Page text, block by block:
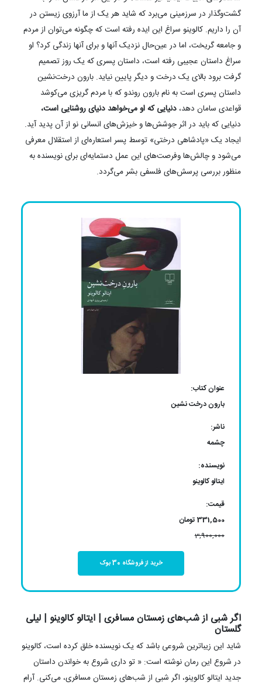
گشت‌وگذار در سرزمینی می‌برد که شاید هر یک از ما آرزوی زیستن در
آن را داریم. کالوینو سراغ این ایده رفته است که چگونه می‌توان از مردم
و جامعه گریخت، اما در عین‌حال نزدیک آنها و برای آنها زندگی کرد؟ او
سراغ داستان عجیبی رفته است، داستان پسری که یک روز تصمیم
گرفت برود بالای یک درخت و دیگر پایین نیاید. بارون درخت‌نشین
داستان پسری است به نام بارون روندو که با مردم گریزی می‌کوشد
قواعدی سامان دهد، دنیایی که او می‌خواهد دنیای روشنایی است،
دنیایی که باید در اثر جوشش‌ها و خیزش‌های انسانی نو از آن پدید آید.
ایجاد یک «پادشاهی درختی» توسط پسر استعاره‌ای از استقلال معرفی
می‌شود و چالش‌ها وفرصت‌های این عمل دستمایه‌ای برای نویسنده به
منظور بررسی پرسش‌های فلسفی بشر می‌گردد.
عنوان کتاب:
بارون درخت نشین
ناشر:
چشمه
نویسنده:
ایتالو کالوینو
قیمت:
331,500 تومان
3,900,000
خرید از فروشگاه 30 بوک
اگر شبی از شب‌های زمستان مسافری | ایتالو کالوینو | لیلی
گلستان
شاید این زیباترین شروعی باشد که یک نویسنده خلق کرده است، کالوینو
در شروع این رمان نوشته است: « تو داری شروع به خواندن داستان
جدید ایتالو کالوینو، اگر شبی از شب‌های زمستان مسافری، می‌کنی. آرام